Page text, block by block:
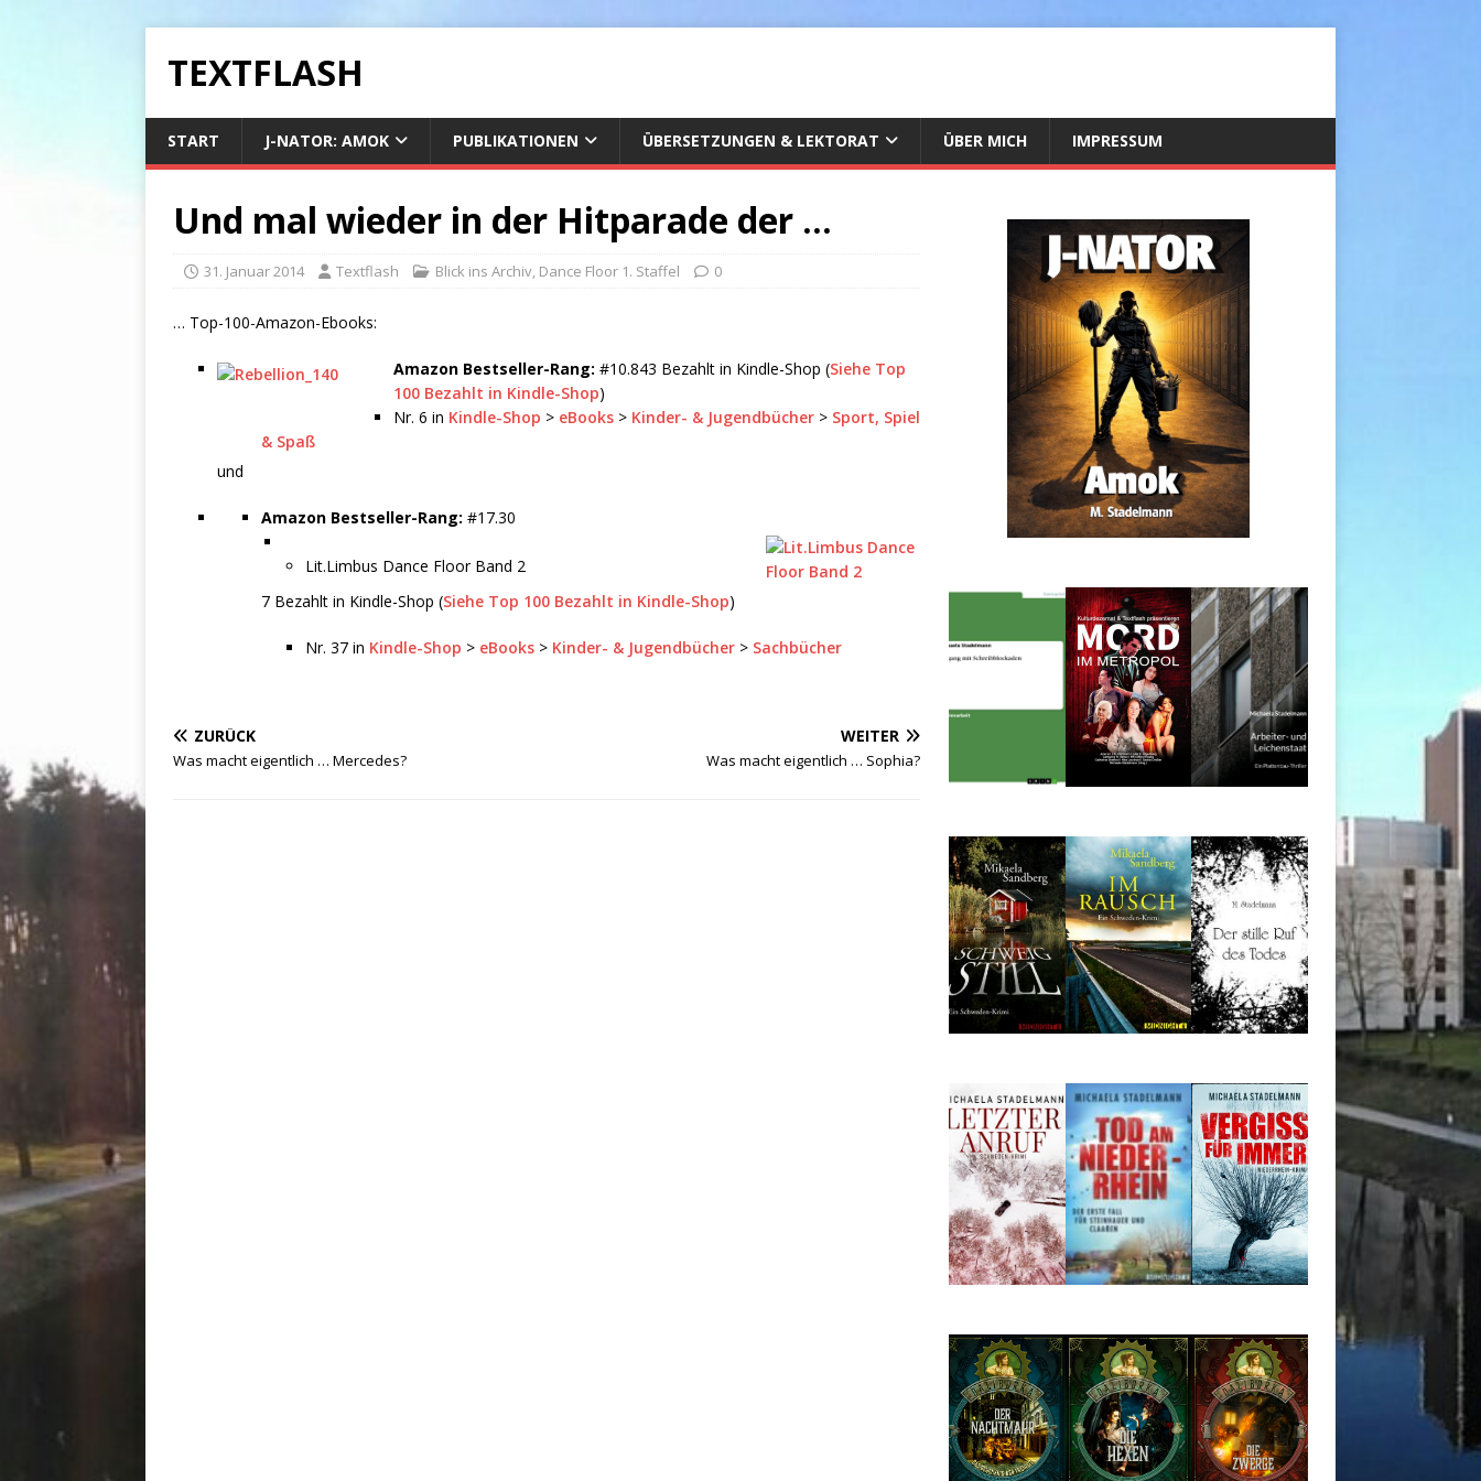
TEXTFLASH
START J-NATOR: AMOK PUBLIKATIONEN ÜBERSETZUNGEN & LEKTORAT ÜBER MICH IMPRESSUM
Und mal wieder in der Hitparade der …
31. Januar 2014 Textflash Blick ins Archiv, Dance Floor 1. Staffel 0
… Top-100-Amazon-Ebooks:
Amazon Bestseller-Rang: #10.843 Bezahlt in Kindle-Shop (Siehe Top
100 Bezahlt in Kindle-Shop)
Nr. 6 in Kindle-Shop > eBooks > Kinder- & Jugendbücher > Sport, Spiel
& Spaß
und
Amazon Bestseller-Rang: #17.30
Lit.Limbus Dance Floor Band 2
7 Bezahlt in Kindle-Shop (Siehe Top 100 Bezahlt in Kindle-Shop)
Nr. 37 in Kindle-Shop > eBooks > Kinder- & Jugendbücher > Sachbücher
ZURÜCK
Was macht eigentlich … Mercedes?
WEITER
Was macht eigentlich … Sophia?